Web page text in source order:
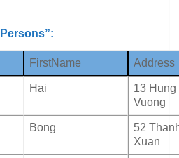
FirstName Address
Hai
13 Hung
Vuong
Bong
52
Xuan